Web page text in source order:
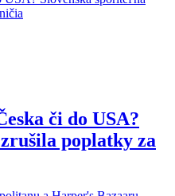
či do USA?
poplatky za